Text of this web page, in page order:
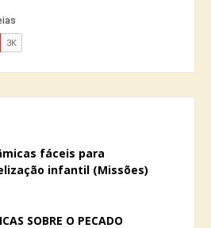
fáceis para
infantil (Missões)
SOBRE O PECADO